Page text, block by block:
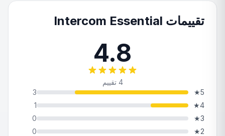
تقييمات Intercom Essential
4.8
4 تقييم
5
★
3
4
★
1
3
★
0
2
★
0